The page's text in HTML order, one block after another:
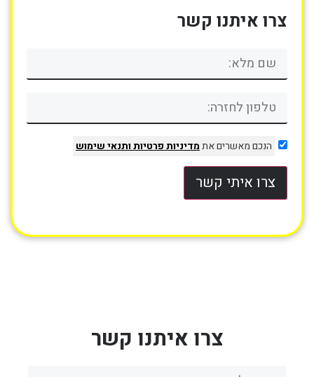
צרו איתנו קשר
הנכם מאשרים אתמדיניות פרטיותותנאי שימוש
צרו איתי קשר
צרו איתנו קשר